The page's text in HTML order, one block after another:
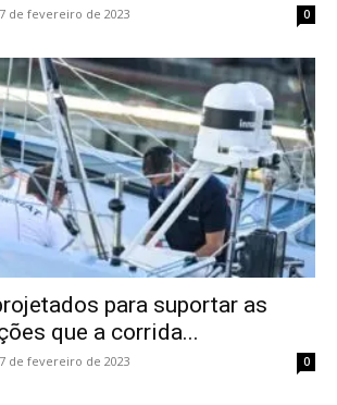
de fevereiro de 2023 0
para suportar as
que a corrida...
de fevereiro de 2023 0